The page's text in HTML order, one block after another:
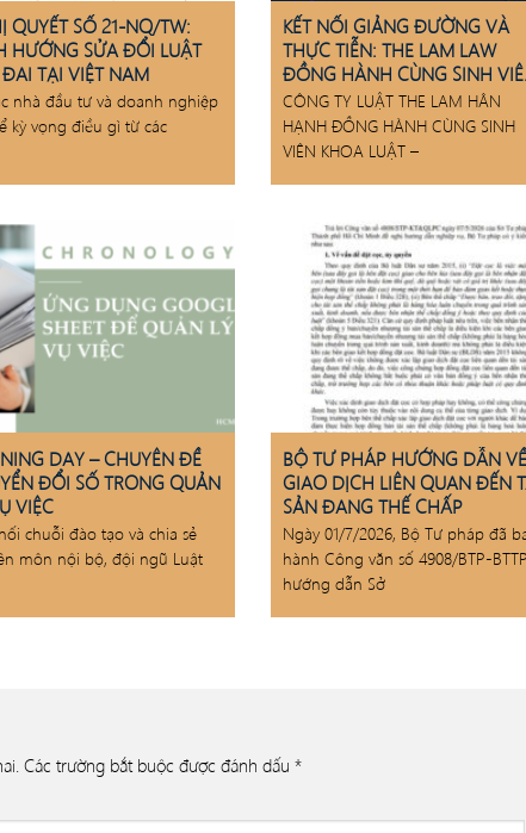
QUYẾT SỐ 21-NQ/TW:
HƯỚNG SỬA ĐỔI LUẬT
TẠI VIỆT NAM
nhà đầu tư và doanh nghiệp
kỳ vọng điều gì từ các
KẾT NỐI GIẢNG ĐƯỜNG VÀ
THỰC TIỄN: THE LAM LAW
ĐỒNG HÀNH CÙNG SINH
FTU
CÔNG TY LUẬT THE LAM HÂN
HẠNH ĐỒNG HÀNH CÙNG SINH
VIÊN KHOA LUẬT –
DAY – CHUYÊN ĐỀ
ĐỔI SỐ TRONG QUẢN
VIỆC
chuỗi đào tạo và chia sẻ
môn nội bộ, đội ngũ Luật
BỘ TƯ PHÁP HƯỚNG DẪN VỀ
GIAO DỊCH LIÊN QUAN ĐẾN
SẢN ĐANG THẾ CHẤP
Ngày 01/7/2026, Bộ Tư pháp đã
hành Công văn số 4908/BTP-
hướng dẫn Sở
Các trường bắt buộc được đánh dấu *